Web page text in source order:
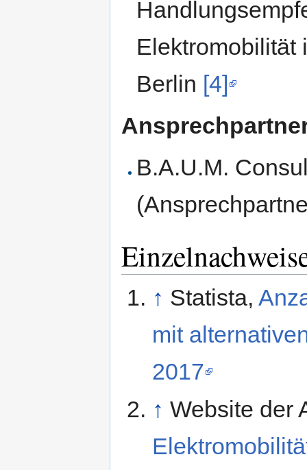
Elektromobilität
Berlin [4]
B.A.U.M.
↑ Statista,
mit
2017
↑ Website der